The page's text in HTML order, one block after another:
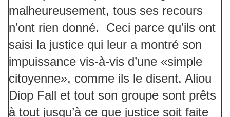
malheureusement, tous ses recours
n’ont rien donné. Ceci parce qu’ils ont
saisi la justice qui leur a montré son
impuissance vis-à-vis d’une «simple
citoyenne», comme ils le disent. Aliou
Diop Fall et tout son groupe sont prêts
à tout jusqu’à ce que justice soit faite